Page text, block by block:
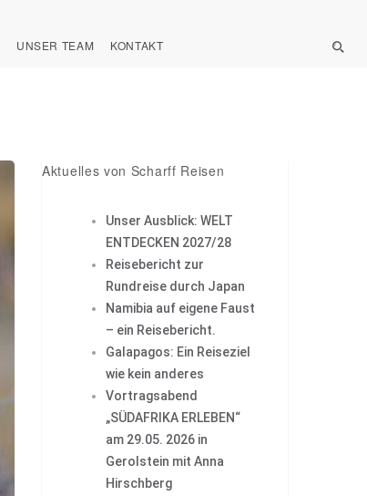
UNSER TEAM KONTAKT
Aktuelles von Scharff Reisen
Unser Ausblick: WELT
ENTDECKEN 2027/28
Reisebericht zur
Rundreise durch Japan
Namibia auf eigene Faust
– ein Reisebericht.
Galapagos: Ein Reiseziel
wie kein anderes
Vortragsabend
„SÜDAFRIKA ERLEBEN“
am 29.05. 2026 in
Gerolstein mit Anna
Hirschberg